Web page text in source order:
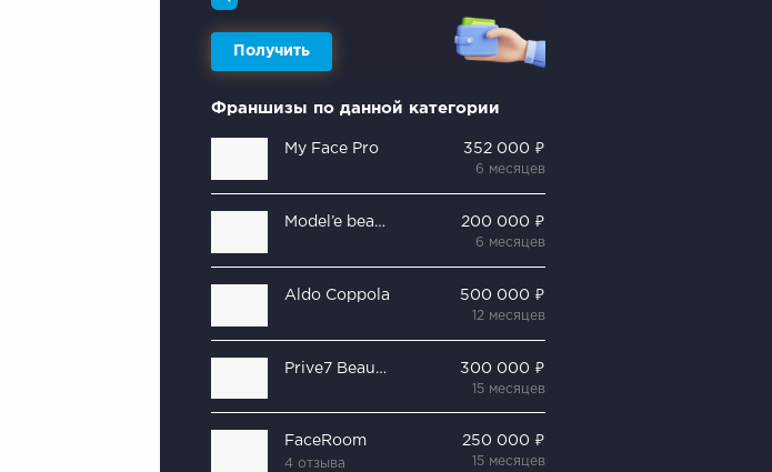
Получить
Франшизы по данной категории
My Face Pro 352 000 ₽
6 месяцев
Model’e beauty bar 200 000 ₽
6 месяцев
Aldo Coppola 500 000 ₽
12 месяцев
Prive7 Beauty Express 300 000 ₽
15 месяцев
FaceRoom
4 отзыва
250 000 ₽
15 месяцев